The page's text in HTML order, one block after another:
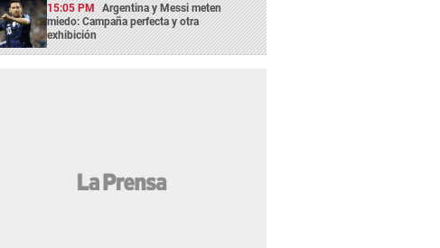
15:05 PM Argentina y Messi meten
miedo: Campaña perfecta y otra
exhibición